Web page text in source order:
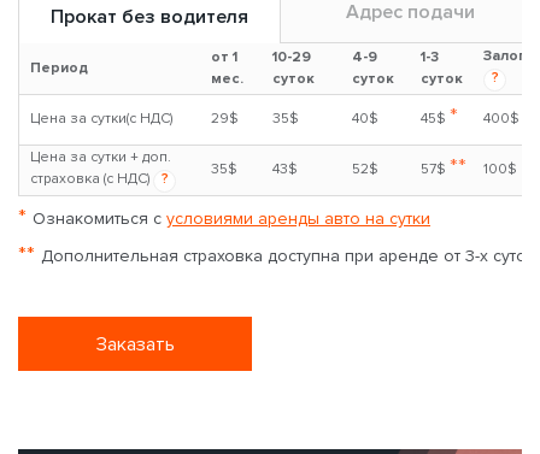
Прокат без водителя Адрес подачи
Период
от 1
мес.
10-29
суток
4-9
суток
1-3
суток
Залог
?
Цена за сутки(с НДС) 29$ 35$ 40$ 45$ * 400$
Цена за сутки + доп.
страховка (с НДС)
?
35$ 43$ 52$ 57$ ** 100$
* Ознакомиться с условиями аренды авто на сутки
** Дополнительная страховка доступна при аренде от 3-х суток
Заказать